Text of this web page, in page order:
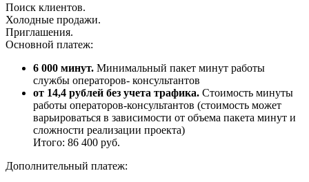
Поиск клиентов.
Холодные продажи.
Приглашения.
Основной платеж:
6 000 минут. Минимальный пакет минут работы
службы операторов- консультантов
от 14,4 рублей без учета трафика. Стоимость минуты
работы операторов-консультантов (стоимость может
варьироваться в зависимости от объема пакета минут и
сложности реализации проекта)
Итого: 86 400 руб.
Дополнительный платеж: